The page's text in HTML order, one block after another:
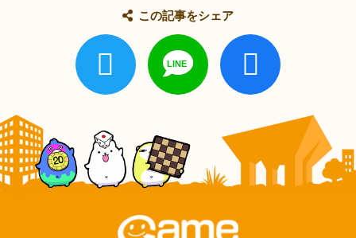
この記事をシェア